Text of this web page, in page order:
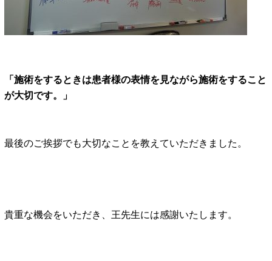
「施術をするときは患者様の表情を見ながら施術をすること
が大切です。」
最後のご挨拶でも大切なことを教えていただきました。
貴重な機会をいただき、王先生には感謝いたします。